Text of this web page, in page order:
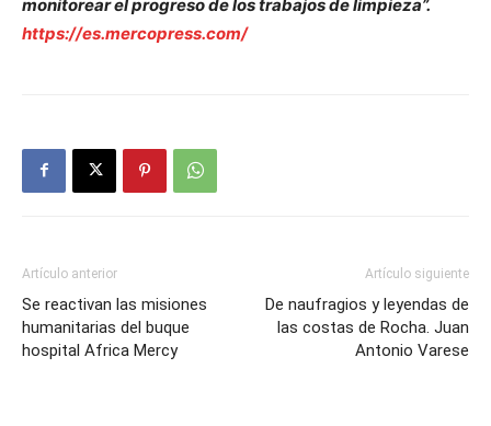
monitorear el progreso de los trabajos de limpieza”.
https://es.mercopress.com/
Artículo anterior
Se reactivan las misiones
humanitarias del buque
hospital Africa Mercy
Artículo siguiente
De naufragios y leyendas de
las costas de Rocha. Juan
Antonio Varese